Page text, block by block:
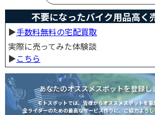
不要になったバイク用品高く
▶︎手数料無料の宅配買取
実際に売ってみた体験談
▶︎こちら
あなたのオススメスポットを登録し
モトスポットでは、皆様からオススメスポットを
全ライダーのための最高なサービス作りに、ご協力よろし